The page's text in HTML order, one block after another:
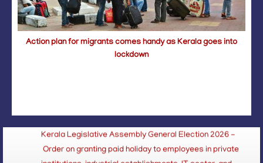
Action plan for migrants comes handy as Kerala goes into
lockdown
Circular Plantation Sector – Sunstroke Prevention 2026
Order on granting paid holiday to employees in private
institutions, industrial establishments, IT sector, and